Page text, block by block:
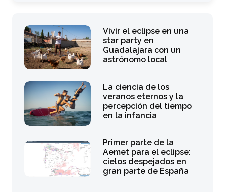
Vivir el eclipse en una
star party en
Guadalajara con un
astrónomo local
La ciencia de los
veranos eternos y la
percepción del tiempo
en la infancia
Primer parte de la
Aemet para el eclipse:
cielos despejados en
gran parte de España